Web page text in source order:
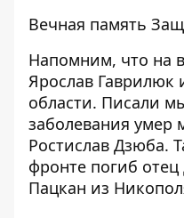
Вечная память
Напомним, что на
Ярослав Гаврилюк
области. Писали
заболевания
Ростислав Дзюба.
фронте погиб отец
Пацкан из